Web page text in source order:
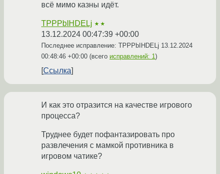
всё мимо казны идёт.
TPPPbIHDELj ★★
13.12.2024 00:47:39 +00:00
Последнее исправление: TPPPbIHDELj 13.12.2024
00:48:46 +00:00 (всего исправлений: 1)
Ссылка
И как это отразится на качестве игрового
процесса?
Труднее будет пофантазировать про
развлечения с мамкой противника в
игровом чатике?